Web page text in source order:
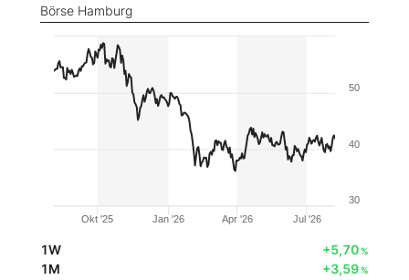
Börse Hamburg
Okt '25 Jan '26 Apr '26 Jul '26
30
40
50
1W +5,70%
1M +3,59%